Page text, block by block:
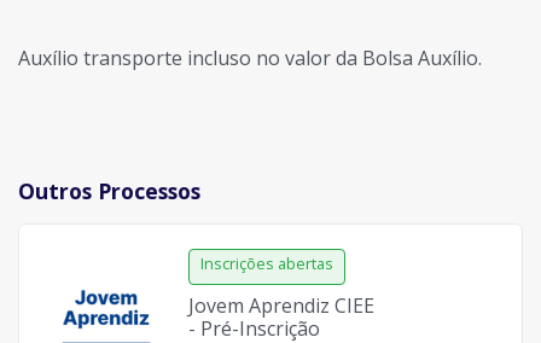
Auxílio transporte incluso no valor da Bolsa Auxílio.
Outros Processos
Jovem Aprendiz CIEE
- Pré-Inscrição